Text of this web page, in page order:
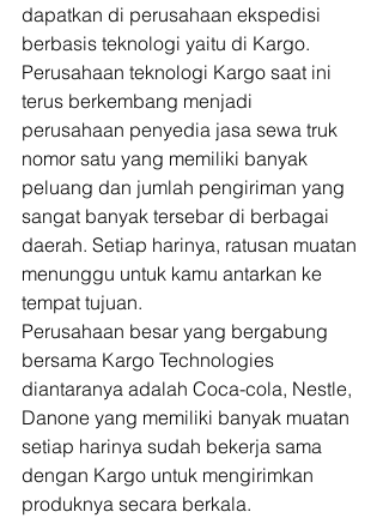
dapatkan di perusahaan ekspedisi
berbasis teknologi yaitu di Kargo.
Perusahaan teknologi Kargo saat ini
terus berkembang menjadi
perusahaan penyedia jasa sewa truk
nomor satu yang memiliki banyak
peluang dan jumlah pengiriman yang
sangat banyak tersebar di berbagai
daerah. Setiap harinya, ratusan muatan
menunggu untuk kamu antarkan ke
tempat tujuan.
Perusahaan besar yang bergabung
bersama Kargo Technologies
diantaranya adalah Coca-cola, Nestle,
Danone yang memiliki banyak muatan
setiap harinya sudah bekerja sama
dengan Kargo untuk mengirimkan
produknya secara berkala.